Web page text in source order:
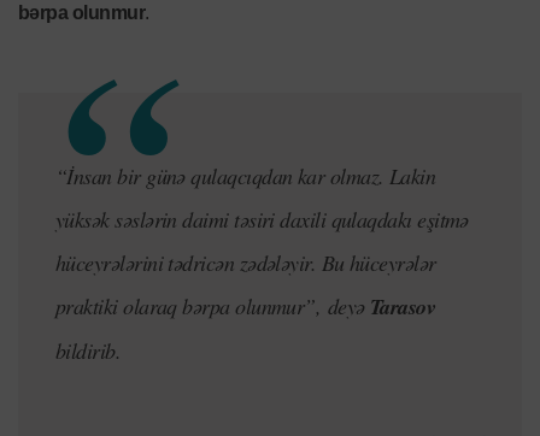
bərpa olunmur.
“İnsan bir günə qulaqcıqdan kar olmaz. Lakin
yüksək səslərin daimi təsiri daxili qulaqdakı eşitmə
hüceyrələrini tədricən zədələyir. Bu hüceyrələr
praktiki olaraq bərpa olunmur”, deyə Tarasov
bildirib.